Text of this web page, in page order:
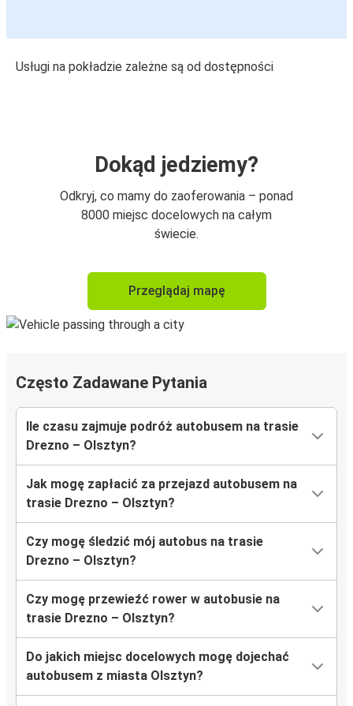
Usługi na pokładzie zależne są od dostępności
Dokąd jedziemy?
Odkryj, co mamy do zaoferowania – ponad
8000 miejsc docelowych na całym
świecie.
Przeglądaj mapę
Często Zadawane Pytania
Ile czasu zajmuje podróż autobusem na trasie
Drezno – Olsztyn?
Jak mogę zapłacić za przejazd autobusem na
trasie Drezno – Olsztyn?
Czy mogę śledzić mój autobus na trasie
Drezno – Olsztyn?
Czy mogę przewieźć rower w autobusie na
trasie Drezno – Olsztyn?
Do jakich miejsc docelowych mogę dojechać
autobusem z miasta Olsztyn?